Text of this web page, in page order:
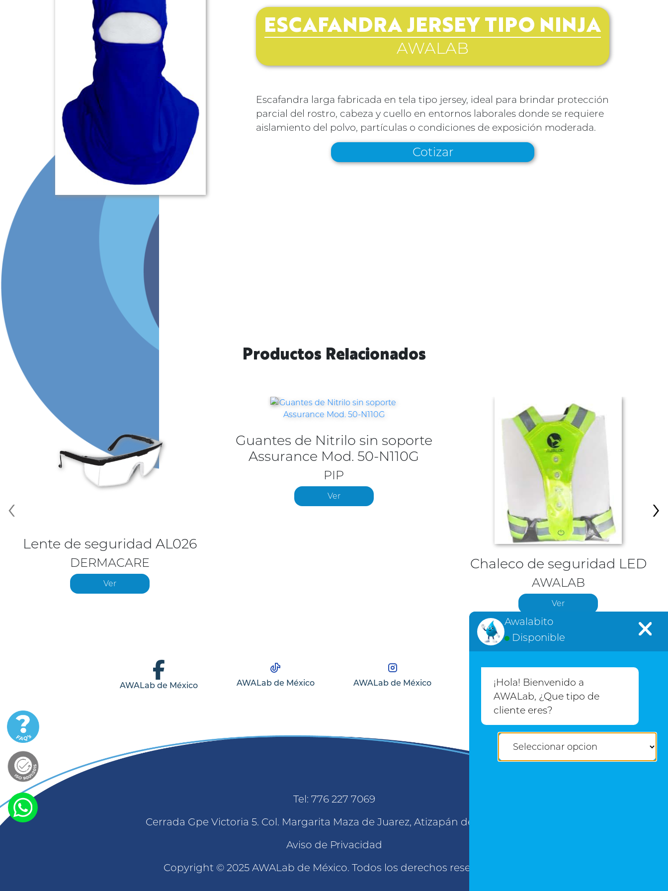
ESCAFANDRA JERSEY TIPO NINJA
AWALAB
Escafandra larga fabricada en tela tipo jersey, ideal para brindar protección
parcial del rostro, cabeza y cuello en entornos laborales donde se requiere
aislamiento del polvo, partículas o condiciones de exposición moderada.
Cotizar
Productos Relacionados
Lente de seguridad AL026
DERMACARE
Ver
Guantes de Nitrilo sin soporte
Assurance Mod. 50-N110G
PIP
Ver
Chaleco de seguridad LED
AWALAB
Ver
‹ ›
AWALab de México AWALab de México AWALab de México AWALab de México
Tel: 776 227 7069
Cerrada Gpe Victoria 5. Col. Margarita Maza de Juarez, Atizapán de Zaragoza
Aviso de Privacidad
Copyright © 2025 AWALab de México. Todos los derechos reservados
Awalabito
Disponible
¡Hola! Bienvenido a
AWALab, ¿Que tipo de
cliente eres?